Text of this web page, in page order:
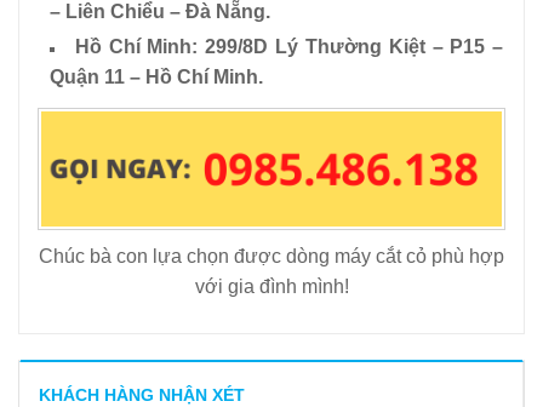
– Liên Chiểu – Đà Nẵng.
Hồ Chí Minh: 299/8D Lý Thường Kiệt – P15 –
Quận 11 – Hồ Chí Minh.
Chúc bà con lựa chọn được dòng máy cắt cỏ phù hợp
với gia đình mình!
KHÁCH HÀNG NHẬN XÉT